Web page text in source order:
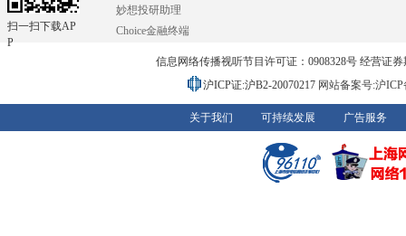
扫一扫下载AP
P
妙想投研助理
Choice金融终端
信息网络传播视听节目许可证：0908328号 经营证
沪ICP证:沪B2-20070217 网站备案号:沪
关于我们 可持续发展 广告服务